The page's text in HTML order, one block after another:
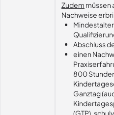
Zudem müssen
Nachweise
Mindestalter
Abschluss
einen
800
Ganztag